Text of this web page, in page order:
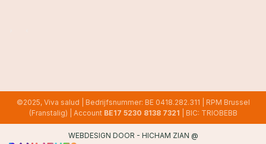
©2025, Viva salud | Bedrijfsnummer: BE 0418.282.311 | RPM Brussel
(Franstalig) | Account BE17 5230 8138 7321 | BIC: TRIOBEBB
WEBDESIGN DOOR - HICHAM ZIAN @